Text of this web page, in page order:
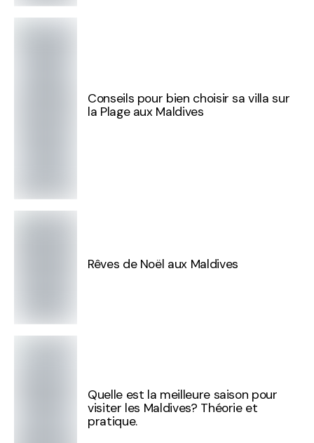
Conseils pour bien choisir sa villa sur
la Plage aux Maldives
Rêves de Noël aux Maldives
Quelle est la meilleure saison pour
visiter les Maldives? Théorie et
pratique.